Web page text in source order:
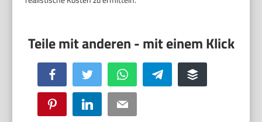
Facebook Twitter WhatsApp Telegram Buffer
Pinterest LinkedIn Email